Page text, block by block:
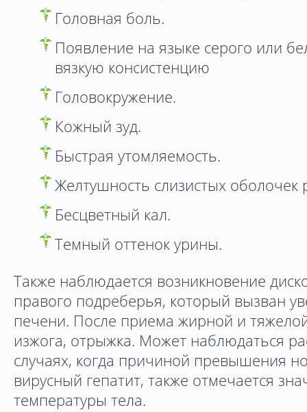
Головная боль.
Появление на языке серого или
вязкую консистенцию
Головокружение.
Кожный зуд.
Быстрая утомляемость.
Желтушность слизистых
Бесцветный кал.
Темный оттенок урины.
Также наблюдается возникновение
правого подреберья, который вызван
печени. После приема жирной и
изжога, отрыжка. Может наблюдаться
случаях, когда причиной превышения
вирусный гепатит, также отмечается
температуры тела.